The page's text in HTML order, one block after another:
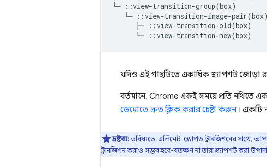
└─ ::view-transition-group(box)
   └─ ::view-transition-image-pair(box)
      ├─ ::view-transition-old(box)
যদিও এই গাছটিতে একাধিক স্ন্যাপশট জোড়া
বর্তমানে, Chrome একই সময়ে প্রতি নথিতে
ডেমোতে দ্রুত ক্লিক করার চেষ্টা করুন। একটি
দ্রষ্টব্য:ভবিষ্যতে, এলিমেন্ট-স্কোপড ট্রানজিশনের সাথে,
ট্রানজিশন করাও সম্ভব হবে-যতক্ষণ না তারা স্ন্যাপশট করা